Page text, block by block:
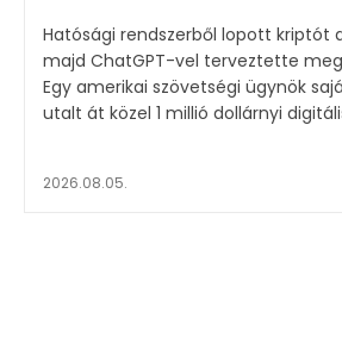
Hatósági rendszerből lopott kriptót
majd ChatGPT-vel terveztette
Egy amerikai szövetségi ügynök
utalt át közel 1 millió dollárnyi
2026.08.05.